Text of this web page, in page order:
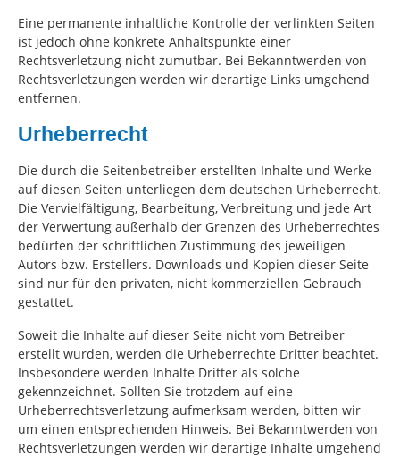
Eine permanente inhaltliche Kontrolle der verlinkten Seiten
ist jedoch ohne konkrete Anhaltspunkte einer
Rechtsverletzung nicht zumutbar. Bei Bekanntwerden von
Rechtsverletzungen werden wir derartige Links umgehend
entfernen.
Urheberrecht
Die durch die Seitenbetreiber erstellten Inhalte und Werke
auf diesen Seiten unterliegen dem deutschen Urheberrecht.
Die Vervielfältigung, Bearbeitung, Verbreitung und jede Art
der Verwertung außerhalb der Grenzen des Urheberrechtes
bedürfen der schriftlichen Zustimmung des jeweiligen
Autors bzw. Erstellers. Downloads und Kopien dieser Seite
sind nur für den privaten, nicht kommerziellen Gebrauch
gestattet.
Soweit die Inhalte auf dieser Seite nicht vom Betreiber
erstellt wurden, werden die Urheberrechte Dritter beachtet.
Insbesondere werden Inhalte Dritter als solche
gekennzeichnet. Sollten Sie trotzdem auf eine
Urheberrechtsverletzung aufmerksam werden, bitten wir
um einen entsprechenden Hinweis. Bei Bekanntwerden von
Rechtsverletzungen werden wir derartige Inhalte umgehend